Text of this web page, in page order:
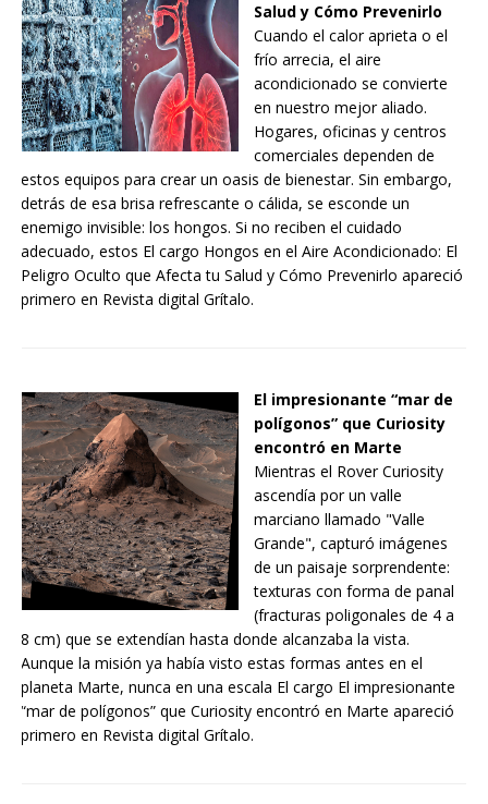
Salud y Cómo Prevenirlo
Cuando el calor aprieta o el
frío arrecia, el aire
acondicionado se convierte
en nuestro mejor aliado.
Hogares, oficinas y centros
comerciales dependen de
estos equipos para crear un oasis de bienestar. Sin embargo,
detrás de esa brisa refrescante o cálida, se esconde un
enemigo invisible: los hongos. Si no reciben el cuidado
adecuado, estos El cargo Hongos en el Aire Acondicionado: El
Peligro Oculto que Afecta tu Salud y Cómo Prevenirlo apareció
primero en Revista digital Grítalo.
El impresionante “mar de
polígonos” que Curiosity
encontró en Marte
Mientras el Rover Curiosity
ascendía por un valle
marciano llamado "Valle
Grande", capturó imágenes
de un paisaje sorprendente:
texturas con forma de panal
(fracturas poligonales de 4 a
8 cm) que se extendían hasta donde alcanzaba la vista.
Aunque la misión ya había visto estas formas antes en el
planeta Marte, nunca en una escala El cargo El impresionante
“mar de polígonos” que Curiosity encontró en Marte apareció
primero en Revista digital Grítalo.